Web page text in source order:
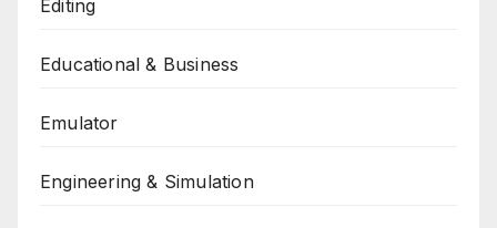
Editing
Educational & Business
Emulator
Engineering & Simulation